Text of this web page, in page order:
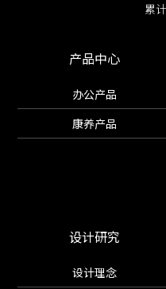
累
累
产品中心
办公产品
康养产品
设计研究
设计理念